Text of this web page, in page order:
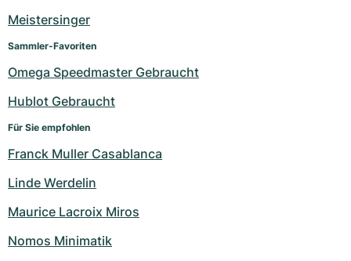
Meistersinger
Sammler-Favoriten
Omega Speedmaster Gebraucht
Hublot Gebraucht
Für Sie empfohlen
Franck Muller Casablanca
Linde Werdelin
Maurice Lacroix Miros
Nomos Minimatik